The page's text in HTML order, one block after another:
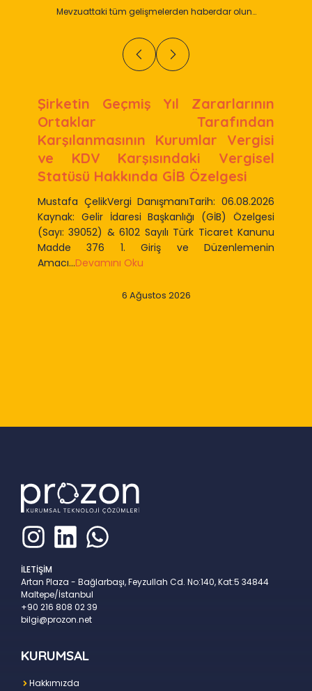
Mevzuattaki tüm gelişmelerden haberdar olun…
Şirketin Geçmiş Yıl Zararlarının
Ortaklar Tarafından
Karşılanmasının Kurumlar Vergisi
ve KDV Karşısındaki Vergisel
Statüsü Hakkında GİB Özelgesi
Mustafa ÇelikVergi DanışmanıTarih: 06.08.2026
Kaynak: Gelir İdaresi Başkanlığı (GİB) Özelgesi
(Sayı: 39052) & 6102 Sayılı Türk Ticaret Kanunu
Madde 376 1. Giriş ve Düzenlemenin
Amacı...Devamını Oku
6 Ağustos 2026
İLETİŞİM
Artan Plaza - Bağlarbaşı, Feyzullah Cd. No:140, Kat:5 34844
Maltepe/İstanbul
+90 216 808 02 39
bilgi@prozon.net
KURUMSAL
Hakkımızda